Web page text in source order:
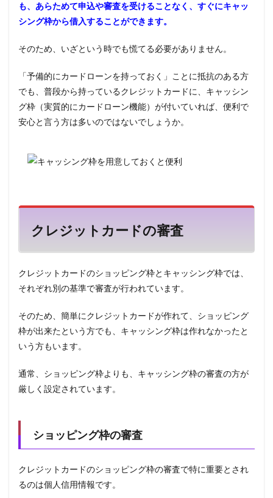
は関
係な
い？
2.3
ッシ
ング
枠の
審査
は？
信用
情報
2.5
残高
収の3
2.6
や年
収
3
ッシ
ング
に最
3.1
ACマ
スタ
も、あらためて申込や審査を受けることなく、すぐにキャッ
シング枠から借入することができます。
そのため、いざという時でも慌てる必要がありません。
「予備的にカードローンを持っておく」ことに抵抗のある方
でも、普段から持っているクレジットカードに、キャッシン
グ枠（実質的にカードローン機能）が付いていれば、便利で
安心と言う方は多いのではないでしょうか。
クレジットカードの審査
クレジットカードのショッピング枠とキャッシング枠では、
それぞれ別の基準で審査が行われています。
そのため、簡単にクレジットカードが作れて、ショッピング
枠が出来たという方でも、キャッシング枠は作れなかったと
いう方もいます。
通常、ショッピング枠よりも、キャッシング枠の審査の方が
厳しく設定されています。
ショッピング枠の審査
クレジットカードのショッピング枠の審査で特に重要とされ
るのは個人信用情報です。